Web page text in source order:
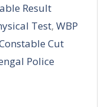
Result
Test, WBP
Cut
Police